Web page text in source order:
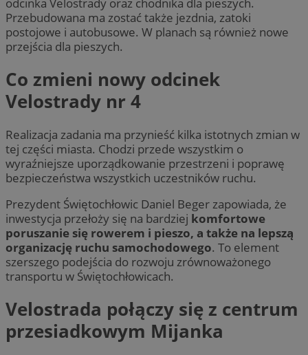
Przebudowana ma zostać także jezdnia, zatoki
postojowe i autobusowe. W planach są również nowe
przejścia dla pieszych.
Co zmieni nowy odcinek
Velostrady nr 4
Realizacja zadania ma przynieść kilka istotnych zmian w
tej części miasta. Chodzi przede wszystkim o
wyraźniejsze uporządkowanie przestrzeni i poprawę
bezpieczeństwa wszystkich uczestników ruchu.
Prezydent Świętochłowic Daniel Beger zapowiada, że
inwestycja przełoży się na bardziej komfortowe
poruszanie się rowerem i pieszo, a także na lepszą
organizację ruchu samochodowego. To element
szerszego podejścia do rozwoju zrównoważonego
transportu w Świętochłowicach.
Velostrada połączy się z centrum
przesiadkowym Mijanka